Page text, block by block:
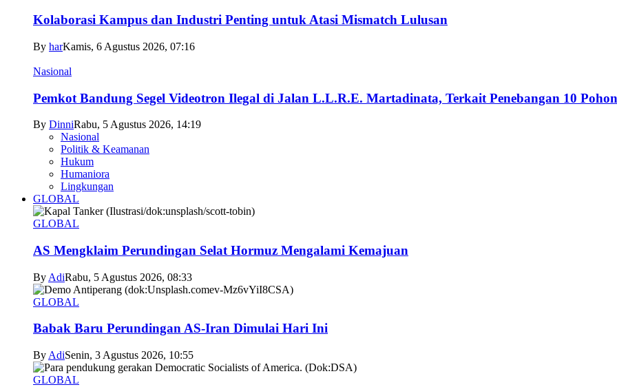
Kolaborasi Kampus dan Industri Penting untuk Atasi Mismatch Lulusan
By harKamis, 6 Agustus 2026, 07:16
Nasional
Pemkot Bandung Segel Videotron Ilegal di Jalan L.L.R.E. Martadinata, Terkait Penebangan 10 Pohon
By DinniRabu, 5 Agustus 2026, 14:19
Nasional
Politik & Keamanan
Hukum
Humaniora
Lingkungan
GLOBAL
GLOBAL
AS Mengklaim Perundingan Selat Hormuz Mengalami Kemajuan
By AdiRabu, 5 Agustus 2026, 08:33
GLOBAL
Babak Baru Perundingan AS-Iran Dimulai Hari Ini
By AdiSenin, 3 Agustus 2026, 10:55
GLOBAL